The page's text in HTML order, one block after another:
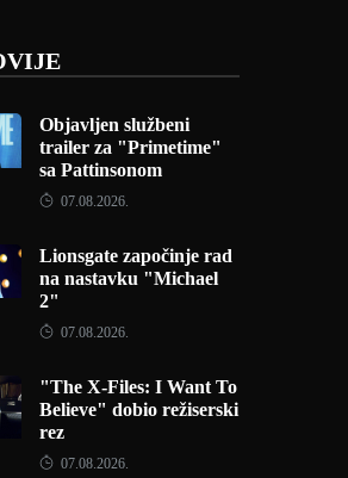
Objavljen službeni
trailer za "Primetime"
sa Pattinsonom
07.08.2026.
Lionsgate započinje rad
na nastavku "Michael
2"
07.08.2026.
"The X-Files: I Want To
Believe" dobio režiserski
rez
07.08.2026.